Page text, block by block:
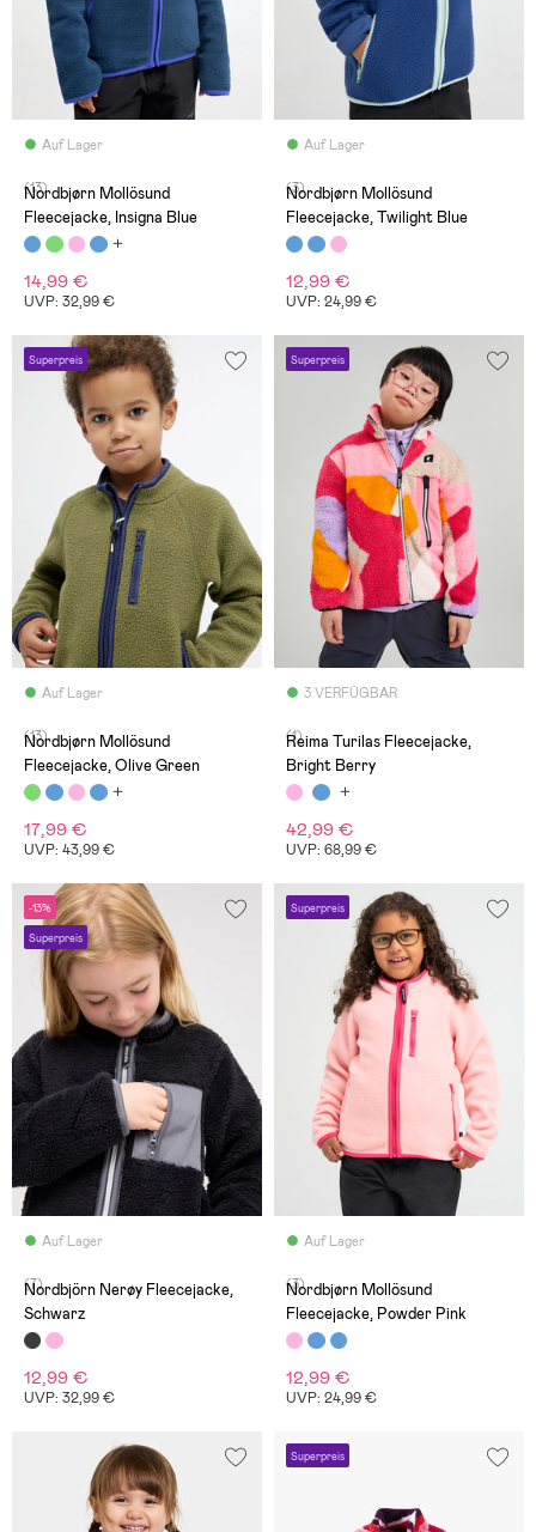
Auf Lager
(13)
Nordbjørn Mollösund
Fleecejacke, Insigna Blue
14,99 €
UVP: 32,99 €
Auf Lager
(3)
Nordbjørn Mollösund
Fleecejacke, Twilight Blue
12,99 €
UVP: 24,99 €
Superpreis
Auf Lager
(13)
Nordbjørn Mollösund
Fleecejacke, Olive Green
17,99 €
UVP: 43,99 €
Superpreis
3 VERFÜGBAR
(1)
Reima Turilas Fleecejacke,
Bright Berry
42,99 €
UVP: 68,99 €
-13%
Superpreis
Auf Lager
(7)
Nordbjörn Nerøy Fleecejacke,
Schwarz
12,99 €
UVP: 32,99 €
Superpreis
Auf Lager
(3)
Nordbjørn Mollösund
Fleecejacke, Powder Pink
12,99 €
UVP: 24,99 €
Superpreis